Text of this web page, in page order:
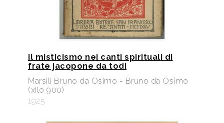
il misticismo nei canti spirituali di
frate jacopone da todi
Marsili Bruno da Osimo - Bruno da Osimo
(xilo 900)
1925